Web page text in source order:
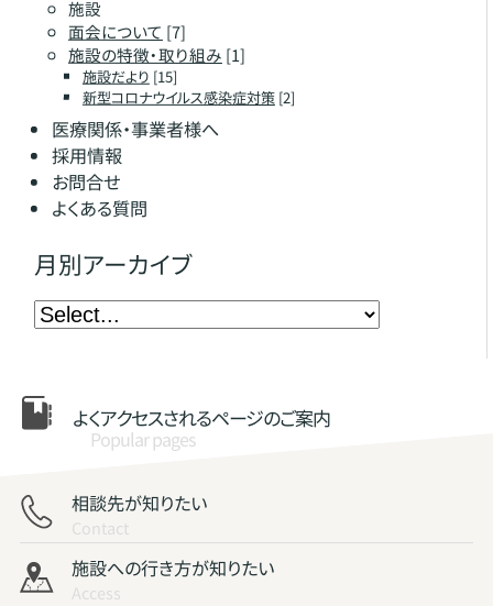
施設
面会について [7]
施設の特徴・取り組み [1]
施設だより [15]
新型コロナウイルス感染症対策[2]
医療関係・事業者様へ
採用情報
お問合せ
よくある質問
月別アーカイブ
よくアクセスされるページのご案内
Popular pages
相談先が知りたい
Contact
施設への行き方が知りたい
Access